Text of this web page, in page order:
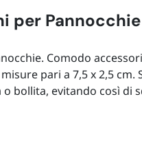
per
Comodo
pari a 7,5 x 2,5
bollita, evitando così di